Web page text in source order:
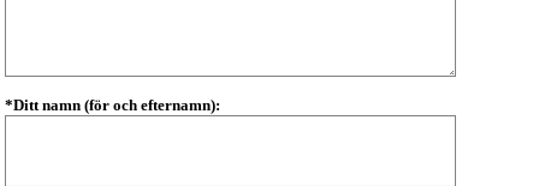
*Ditt namn (för och efternamn):